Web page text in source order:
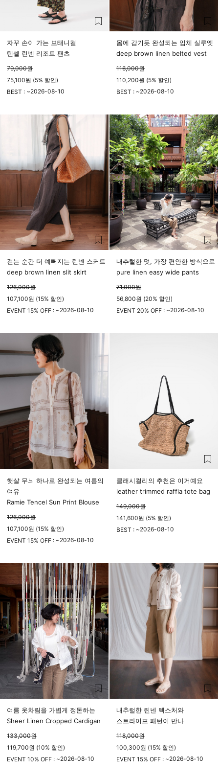
자꾸 손이 가는 보태니컬
텐셀 린넨 리조트 팬츠
79,000원
75,100원 (5% 할인)
BEST : ~2026-08-10
몸에 감기듯 완성되는 입체 실루엣
deep brown linen belted vest
116,000원
110,200원 (5% 할인)
BEST : ~2026-08-10
걷는 순간 더 예뻐지는 린넨 스커트
deep brown linen slit skirt
126,000원
107,100원 (15% 할인)
EVENT 15% OFF : ~2026-08-10
내추럴한 멋, 가장 편안한 방식으로
pure linen easy wide pants
71,000원
56,800원 (20% 할인)
EVENT 20% OFF : ~2026-08-10
햇살 무늬 하나로 완성되는 여름의
여유
Ramie Tencel Sun Print Blouse
126,000원
107,100원 (15% 할인)
EVENT 15% OFF : ~2026-08-10
클래시컬리의 추천은 이거예요
leather trimmed raffia tote bag
149,000원
141,600원 (5% 할인)
BEST : ~2026-08-10
여름 옷차림을 가볍게 정돈하는
Sheer Linen Cropped Cardigan
133,000원
119,700원 (10% 할인)
EVENT 10% OFF : ~2026-08-10
내추럴한 린넨 텍스처와
스트라이프 패턴이 만나
118,000원
100,300원 (15% 할인)
EVENT 15% OFF : ~2026-08-10